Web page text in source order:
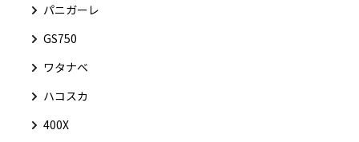
パニガーレ
GS750
ワタナベ
ハコスカ
400X